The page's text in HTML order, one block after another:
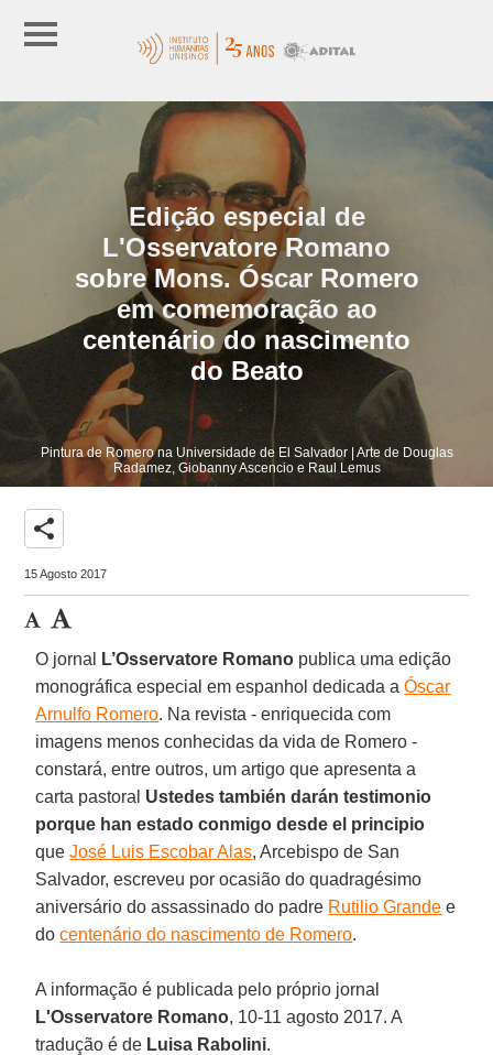
Edição especial de
L'Osservatore Romano
sobre Mons. Óscar Romero
em comemoração ao
centenário do nascimento
do Beato
Pintura de Romero na Universidade de El Salvador | Arte de Douglas
Radamez, Giobanny Ascencio e Raul Lemus
share
15 Agosto 2017
O jornal L’Osservatore Romano publica uma edição
monográfica especial em espanhol dedicada aÓscar
Arnulfo Romero. Na revista - enriquecida com
imagens menos conhecidas da vida de Romero -
constará, entre outros, um artigo que apresenta a
carta pastoral Ustedes también darán testimonio
porque han estado conmigo desde el principio
queJosé Luis Escobar Alas, Arcebispo de San
Salvador, escreveu por ocasião do quadragésimo
aniversário do assassinado do padre Rutilio Grande e
docentenário do nascimento de Romero.
A informação é publicada pelo próprio jornal
L'Osservatore Romano, 10-11 agosto 2017. A
tradução é de Luisa Rabolini.